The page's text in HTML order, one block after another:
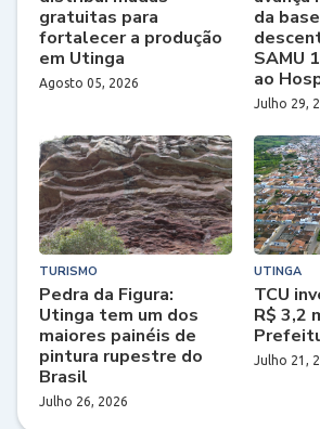
gratuitas para
fortalecer a produção
em Utinga
Agosto 05, 2026
da base
SAMU
ao
Julho 29,
TURISMO
Pedra da Figura:
Utinga tem um dos
maiores painéis de
pintura rupestre do
Brasil
Julho 26, 2026
UTINGA
TCU
R$ 3,2
Julho 21,